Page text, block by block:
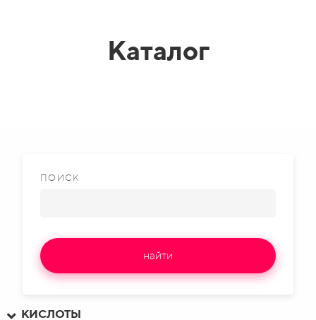
Каталог
ПОИСК
найти
КИСЛОТЫ